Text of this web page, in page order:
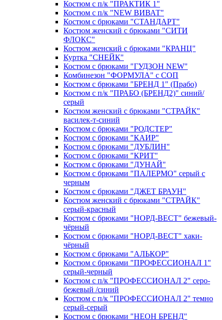
Костюм с п/к "ПРАКТИК 1"
Костюм с п/к "NEW ВИВАТ"
Костюм с брюками "СТАНДАРТ"
Костюм женский с брюками "СИТИ
ФЛОКС"
Костюм женский с брюками "КРАНЦ"
Куртка "СНЕЙК"
Костюм с брюками "ГУДЗОН NEW"
Комбинезон "ФОРМУЛА" с СОП
Костюм с брюками "БРЕНД 1" (Прабо)
Костюм с п/к "ПРАБО (БРЕНД2)" синий/
серый
Костюм женский с брюками "СТРАЙК"
василек-т-синий
Костюм с брюками "РОДСТЕР"
Костюм с брюками "КАИР"
Костюм с брюками "ДУБЛИН"
Костюм с брюками "КРИТ"
Костюм с брюками "ДУНАЙ"
Костюм с брюками "ПАЛЕРМО" серый с
черным
Костюм с брюками "ДЖЕТ БРАУН"
Костюм женский с брюками "СТРАЙК"
серый-красный
Костюм с брюками "НОРД-ВЕСТ" бежевый-
чёрный
Костюм с брюками "НОРД-ВЕСТ" хаки-
чёрный
Костюм с брюками "АЛЬКОР"
Костюм с брюками "ПРОФЕССИОНАЛ 1"
серый-черный
Костюм с п/к "ПРОФЕССИОНАЛ 2" серо-
бежевый /синий
Костюм с п/к "ПРОФЕССИОНАЛ 2" темно
серый-серый
Костюм с брюками "НЕОН БРЕНД"